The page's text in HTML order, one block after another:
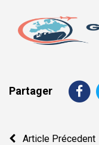
Partager
Navigation
Article Précedent